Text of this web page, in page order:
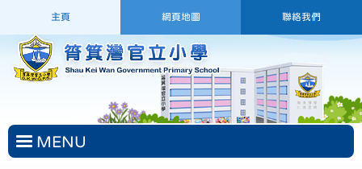
主頁 網頁地圖 聯絡我們
MENU